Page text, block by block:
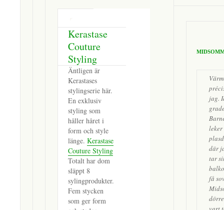
Kerastase
Couture
Styling
Äntligen är
Kerastases
stylingserie här.
En exklusiv
styling som
håller håret i
form och style
länge. Kerastase
Couture Styling
Totalt har dom
släppt 8
sylingprodukter.
Fem stycken
som ger form
jag.
där
tar
få